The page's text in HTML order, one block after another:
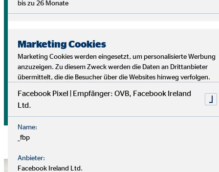
Das Beratungsgespräch dient dazu, die passende
ausschließlich Produkte zuverlässiger und finanzstarker
Partner ausgewählt.
Die Beratung von OVB ist auf Nachhaltigkeit ausgelegt. Um
die Finanzplanung der Kund*innen laufend an die aktuellen
Lebensumstände anzupassen, bietet OVB regelmäßige
Servicegespräche an.
bis zu 26 Monate
Marketing Cookies
Marketing Cookies werden eingesetzt, um personalisierte Werbung
anzuzeigen. Zu diesem Zweck werden die Daten an Drittanbieter
übermittelt, die die Besucher über die Websites hinweg verfolgen.
Facebook Pixel | Empfänger: OVB, Facebook Ireland
Ltd.
Name:
_fbp
Anbieter:
Facebook Ireland Ltd.